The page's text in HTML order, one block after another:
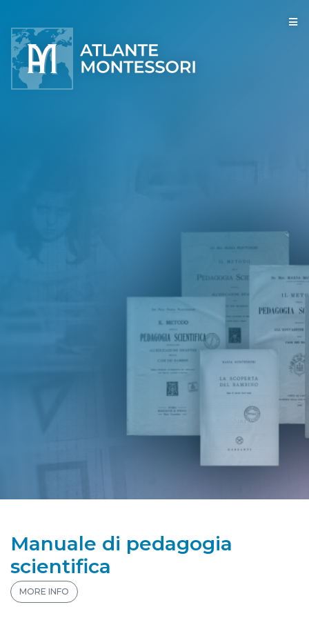
Manuale di pedagogia
scientifica
MORE INFO